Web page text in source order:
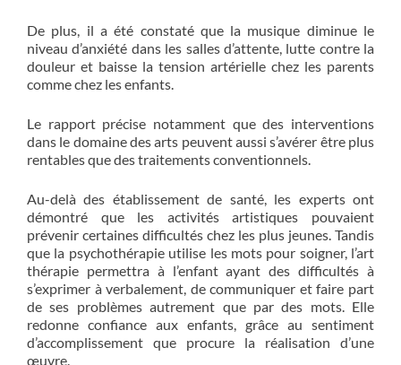
De plus, il a été constaté que la musique diminue le
niveau d’anxiété dans les salles d’attente, lutte contre la
douleur et baisse la tension artérielle chez les parents
comme chez les enfants.
Le rapport précise notamment que des interventions
dans le domaine des arts peuvent aussi s’avérer être plus
rentables que des traitements conventionnels.
Au-delà des établissement de santé, les experts ont
démontré que les activités artistiques pouvaient
prévenir certaines difficultés chez les plus jeunes. Tandis
que la psychothérapie utilise les mots pour soigner, l’art
thérapie permettra à l’enfant ayant des difficultés à
s’exprimer à verbalement, de communiquer et faire part
de ses problèmes autrement que par des mots. Elle
redonne confiance aux enfants, grâce au sentiment
d’accomplissement que procure la réalisation d’une
œuvre.